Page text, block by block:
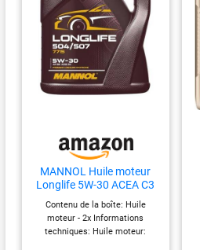
MANNOL Huile moteur
Longlife 5W-30 ACEA C3
API SN 504/507 5 L
Compatible avec VW Golf
7 3/5 portes 5G1, BQ1,
BE1, BE2 Golf 4 3/5
Contenu de la boîte: Huile
moteur - 2x Informations
techniques: Huile moteur: